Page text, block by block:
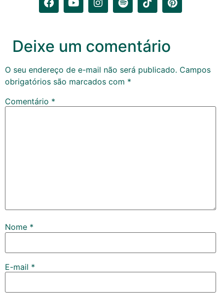
Deixe um comentário
O seu endereço de e-mail não será publicado. Campos
obrigatórios são marcados com *
Comentário *
Nome *
E-mail *